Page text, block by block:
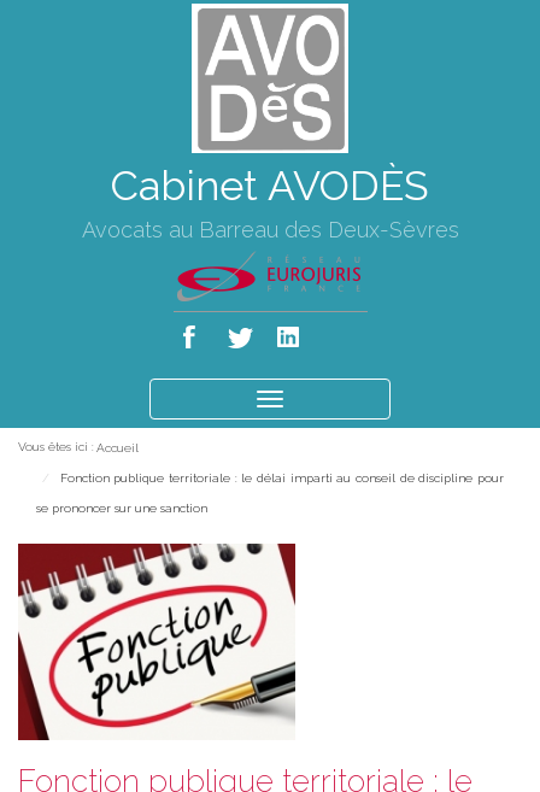
Cabinet AVODÈS
Avocats au Barreau des Deux-Sèvres
le
Vous êtes ici : Accueil
Fonction publique territoriale : le délai imparti au conseil de discipline pour
se prononcer sur une sanction
Fonction publique territoriale : le